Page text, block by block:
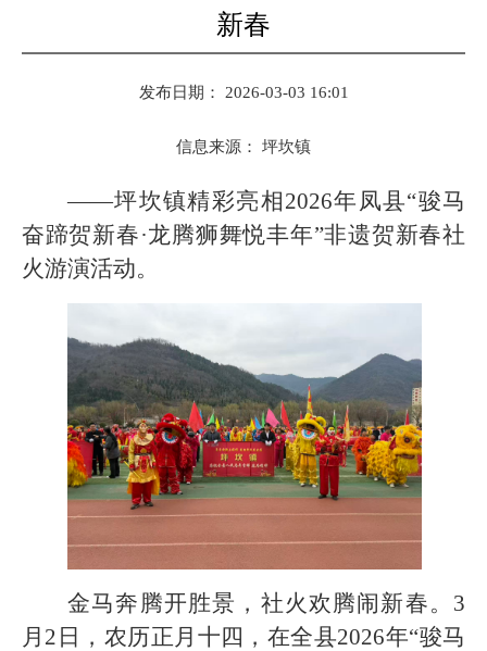
新春
发布日期： 2026-03-03 16:01
信息来源： 坪坎镇
——坪坎镇精彩亮相2026年凤县“骏马
奋蹄贺新春·龙腾狮舞悦丰年”非遗贺新春社
火游演活动。
金马奔腾开胜景，社火欢腾闹新春。3
月2日，农历正月十四，在全县2026年“骏马